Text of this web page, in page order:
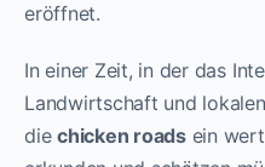
eröffnet.
In einer Zeit, in der das
Landwirtschaft und
diechicken roadsein